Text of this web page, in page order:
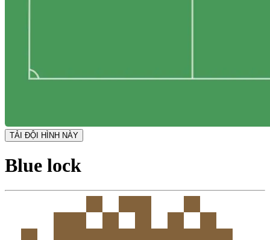
TẢI ĐỘI HÌNH NÀY
Blue lock